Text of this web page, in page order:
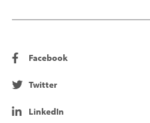
Facebook
Twitter
LinkedIn